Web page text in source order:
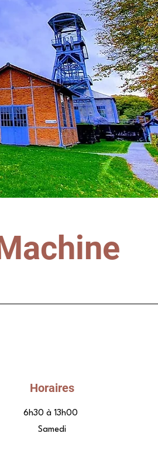
Horaires
6h30 à 13h00
Samedi